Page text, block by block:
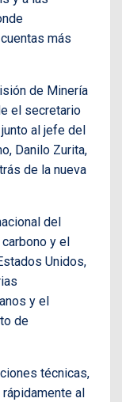
más
de Minería
el secretario
al jefe del
Danilo Zurita,
de la nueva
del
y el
Unidos,
y el
de
técnicas,
al